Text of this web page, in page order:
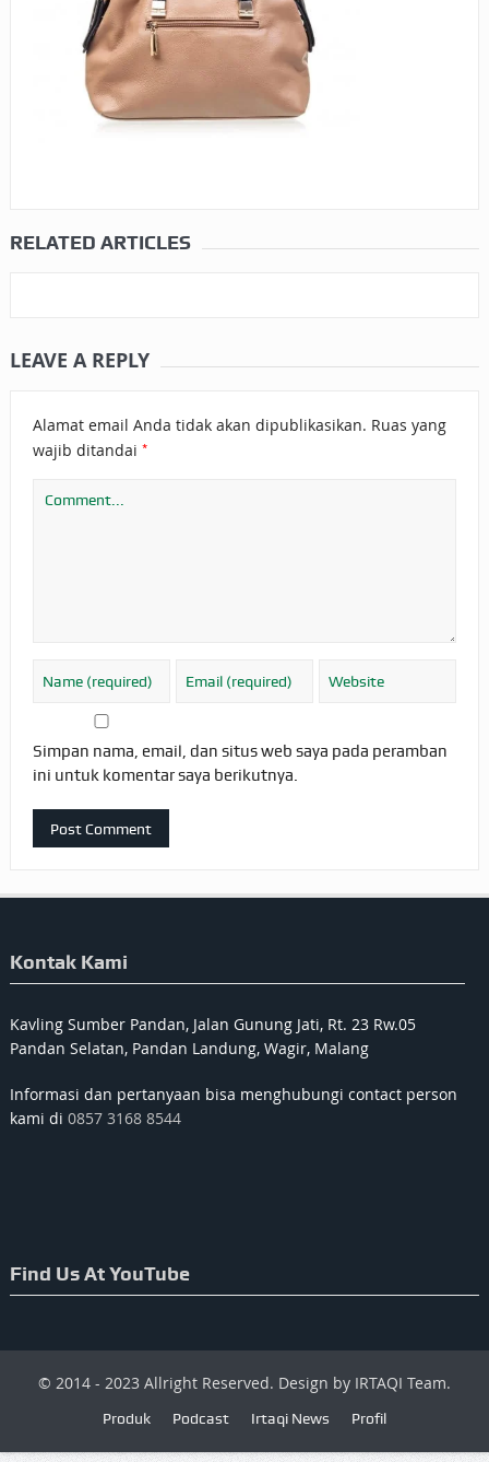
RELATED ARTICLES
LEAVE A REPLY
Alamat email Anda tidak akan dipublikasikan. Ruas yang
wajib ditandai *
Simpan nama, email, dan situs web saya pada peramban
ini untuk komentar saya berikutnya.
Kontak Kami
Kavling Sumber Pandan, Jalan Gunung Jati, Rt. 23 Rw.05
Pandan Selatan, Pandan Landung, Wagir, Malang
Informasi dan pertanyaan bisa menghubungi contact person
kami di 0857 3168 8544
Find Us At YouTube
© 2014 - 2023 Allright Reserved. Design by IRTAQI Team.
Produk Podcast Irtaqi News Profil